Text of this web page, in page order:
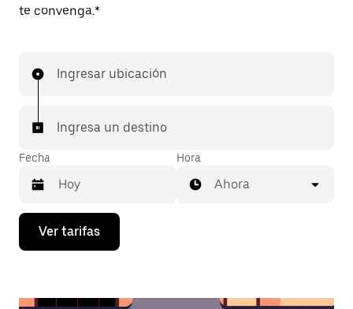
te convenga.*
Ingresar ubicación
Ingresa un destino
Fecha
Presiona
flecha
Hora
Ahora
Ver tarifas